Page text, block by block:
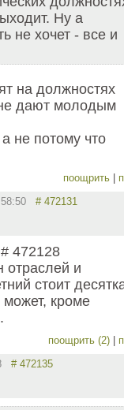
Ну а
не хочет - все и
на должностях
дают молодым
не потому что
поощрить
# 472131
472128
отраслей и
стоит
кроме
поощрить (2)
# 472135